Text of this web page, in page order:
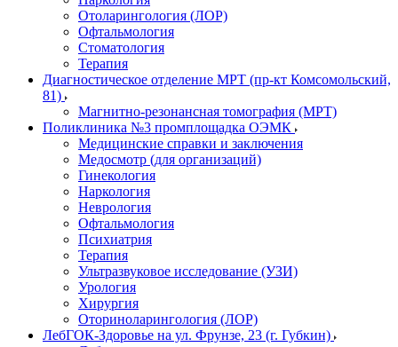
Отоларингология (ЛОР)
Офтальмология
Стоматология
Терапия
Диагностическое отделение МРТ (пр-кт Комсомольский,
81)
Магнитно-резонансная томография (МРТ)
Поликлиника №3 промплощадка ОЭМК
Медицинские справки и заключения
Медосмотр (для организаций)
Гинекология
Наркология
Неврология
Офтальмология
Психиатрия
Терапия
Ультразвуковое исследование (УЗИ)
Урология
Хирургия
Оториноларингология (ЛОР)
ЛебГОК-Здоровье на ул. Фрунзе, 23 (г. Губкин)